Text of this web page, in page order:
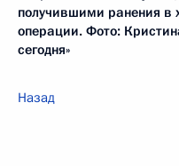
получившими ранения в
операции. Фото:
сегодня»
Назад